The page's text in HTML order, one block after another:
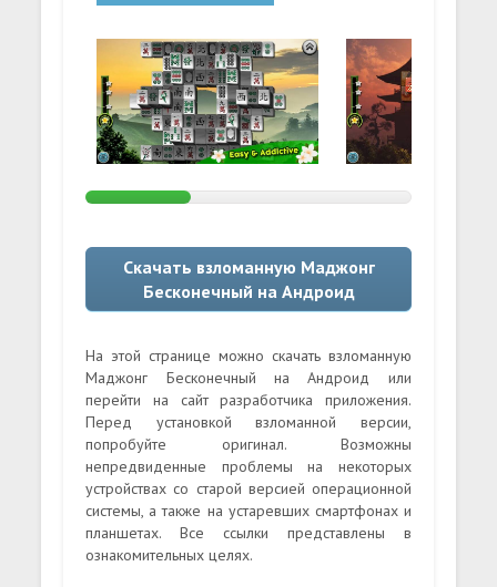
Скачать взломанную Маджонг
Бесконечный на Андроид
На этой странице можно скачать взломанную
Маджонг Бесконечный на Андроид или
перейти на сайт разработчика приложения.
Перед установкой взломанной версии,
попробуйте оригинал. Возможны
непредвиденные проблемы на некоторых
устройствах со старой версией операционной
системы, а также на устаревших смартфонах и
планшетах. Все ссылки представлены в
ознакомительных целях.